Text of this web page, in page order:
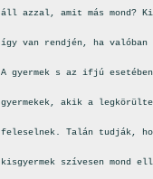
áll azzal, amit más mond?
így van rendjén, ha valóban
A gyermek s az ifjú
gyermekek, akik a
feleselnek. Talán tudják,
kisgyermek szívesen mond